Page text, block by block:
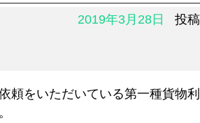
2019年3月28日 投
頼をいただいている第一種貨物